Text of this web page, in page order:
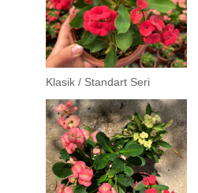
Klasik / Standart Seri